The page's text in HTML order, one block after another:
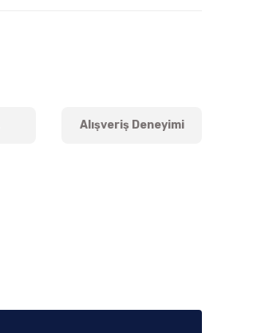
Alışveriş Deneyimi